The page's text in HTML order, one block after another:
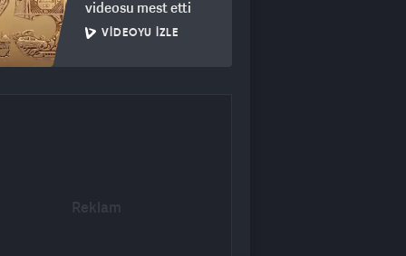
videosu mest etti
VIDEOYU İZLE